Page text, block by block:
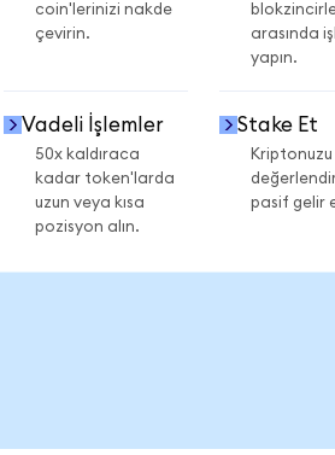
coin'lerinizi nakde
çevirin.
arasında
yapın.
Vadeli İşlemler
50x kaldıraca
kadar token'larda
uzun veya kısa
pozisyon alın.
Stake Et
Kriptonuzu
pasif gelir